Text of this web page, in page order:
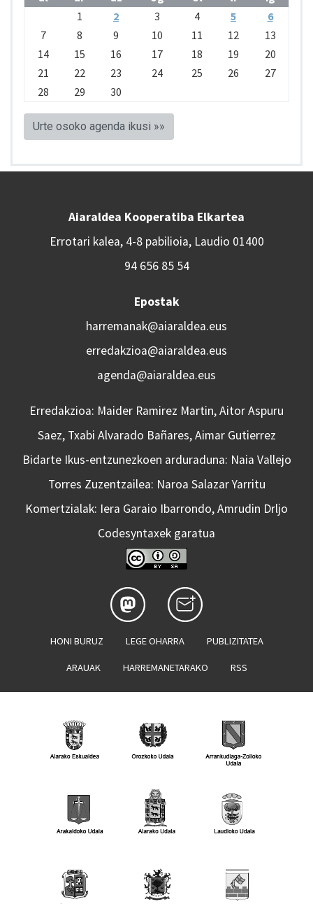
1
2 3 4 5
6
7
8 9 10 11 12
13
14
15 16 17 18 19
20
21
22 23 24 25 26
27
28
29 30
Urte osoko agenda ikusi »»
Aiaraldea Kooperatiba Elkartea
Errotari kalea, 4-8 pabilioia, Laudio 01400
94 656 85 54
Epostak
harremanak@aiaraldea.eus
erredakzioa@aiaraldea.eus
agenda@aiaraldea.eus
Erredakzioa: Maider Ramirez Martin, Aitor Aspuru
Saez, Txabi Alvarado Bañares, Aimar Gutierrez
Bidarte Ikus-entzunezkoen arduraduna: Naia Vallejo
Torres Zuzentzailea: Naroa Salazar Yarritu
Komertzialak: Iera Garaio Ibarrondo, Amrudin Drljo
Codesyntaxek garatua
HONI BURUZ LEGE OHARRA PUBLIZITATEA
ARAUAK HARREMANETARAKO RSS